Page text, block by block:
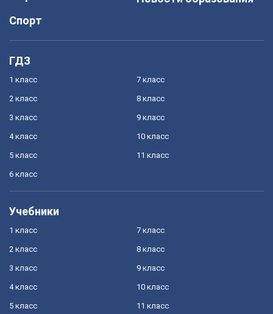
Спорт
ГДЗ
1 класс
2 класс
3 класс
4 класс
5 класс
6 класс
7 класс
8 класс
9 класс
10 класс
11 класс
Учебники
1 класс
2 класс
3 класс
4 класс
5 класс
7 класс
8 класс
9 класс
10 класс
11 класс